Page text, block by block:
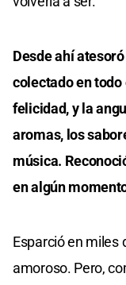
Desde ahí
colectado en
felicidad, y la
aromas, los
música.
en algún
Esparció en miles
amoroso. Pero,